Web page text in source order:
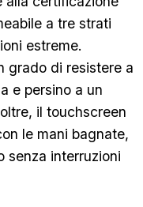
a tre strati
estreme.
grado di resistere a
e persino a un
il touchscreen
le mani bagnate,
senza interruzioni